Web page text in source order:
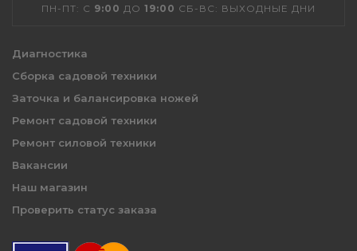
ПН-ПТ: С 9:00 ДО 19:00 СБ-ВС: ВЫХОДНЫЕ ДНИ
Диагностика
Сборка садовой техники
Заточка и балансировка ножей
Ремонт садовой техники
Ремонт силовой техники
Вакансии
Наш магазин
Проверить статус заказа